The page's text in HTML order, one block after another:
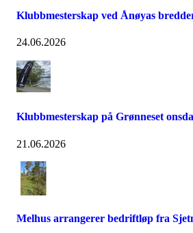
Klubbmesterskap ved Ånøyas
24.06.2026
Klubbmesterskap på Grønneset
21.06.2026
Melhus arrangerer bedriftløp fra